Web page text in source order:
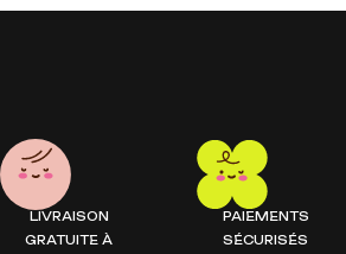
LIVRAISON
GRATUITE À
PAIEMENTS
SÉCURISÉS